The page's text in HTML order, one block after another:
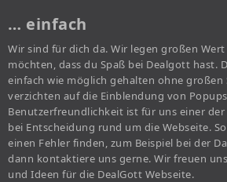
… einfach
Wir sind für dich da. Wir legen großen
möchten, dass du Spaß bei Dealgott hast.
einfach wie möglich gehalten ohne großen
verzichten auf die Einblendung von
Benutzerfreundlichkeit ist für uns einer
bei Entscheidung rund um die Webseite.
einen Fehler finden, zum Beispiel bei der
dann kontaktiere uns gerne. Wir freuen
und Ideen für die DealGott Webseite.